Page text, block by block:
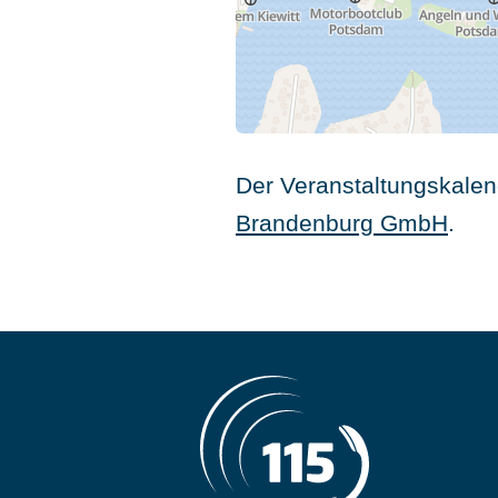
Der
Brandenburg GmbH.